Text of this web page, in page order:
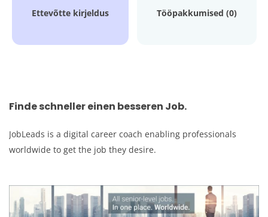
Ettevõtte kirjeldus Tööpakkumised (0)
Finde schneller einen besseren Job.
JobLeads is a digital career coach enabling professionals
worldwide to get the job they desire.